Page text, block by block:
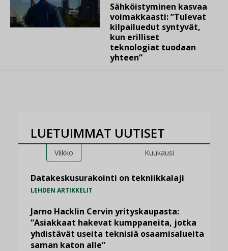
Sähköistyminen kasvaa
voimakkaasti: ”Tulevat
kilpailuedut syntyvät,
kun erilliset
teknologiat tuodaan
yhteen”
LUETUIMMAT UUTISET
Viikko Kuukausi
Datakeskusurakointi on tekniikkalaji
LEHDEN ARTIKKELIT
Jarno Hacklin Cervin yrityskaupasta:
”Asiakkaat hakevat kumppaneita, jotka
yhdistävät useita teknisiä osaamisalueita
saman katon alle”